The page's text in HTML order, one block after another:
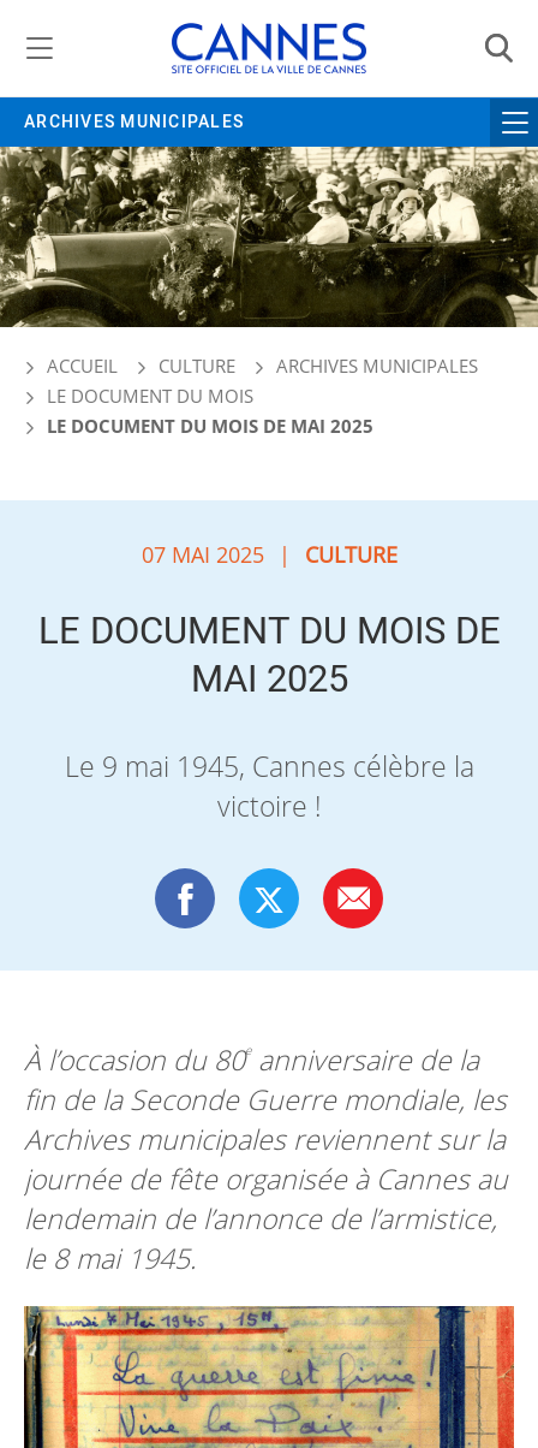
ARCHIVES MUNICIPALES
ACCUEIL CULTURE
ARCHIVES MUNICIPALES
LE DOCUMENT DU MOIS
LE DOCUMENT DU MOIS DE MAI 2025
07 MAI 2025 | CULTURE
LE DOCUMENT DU MOIS DE
MAI 2025
Le 9 mai 1945, Cannes célèbre la
victoire !
À l’occasion du 80eanniversaire de la
fin de la Seconde Guerre mondiale, les
Archives municipales reviennent sur la
journée de fête organisée à Cannes au
lendemain de l’annonce de l’armistice,
le 8 mai 1945.